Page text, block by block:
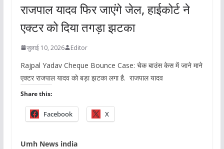
राजपाल यादव फिर जाएंगे जेल, हाईकोर्ट ने
एक्टर को दिया तगड़ा झटका
जुलाई 10, 2026 Editor
Rajpal Yadav Cheque Bounce Case: चेक बाउंस केस में जाने माने
एक्टर राजपाल यादव को बड़ा झटका लगा है. राजपाल यादव
Share this:
Facebook X
Umh News india